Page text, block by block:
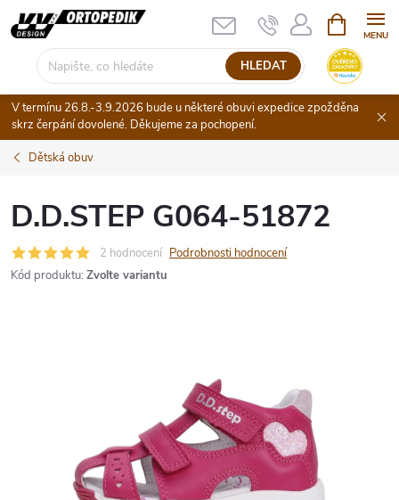
Přejít
na
HLEDAT
NÁKUPNÍ
KOŠÍK
V termínu 26.8.-3.9.2026 bude u některé obuvi expedice zpožděna
skrz čerpání dovolené. Děkujeme za pochopení.
Dětská obuv
D.D.STEP G064-51872
2 hodnocení Podrobnosti hodnocení
Kód produktu: Zvolte variantu